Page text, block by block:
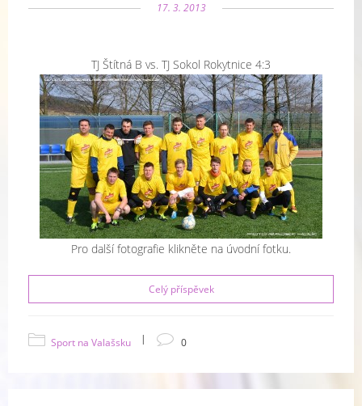
17. 3. 2013
TJ Štítná B vs. TJ Sokol Rokytnice 4:3
Pro další fotografie klikněte na úvodní fotku.
Celý příspěvek
Sport na Valašsku | 0